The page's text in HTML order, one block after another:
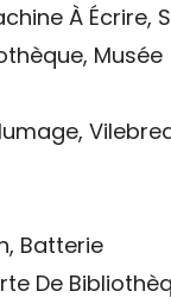
À Écrire,
Musée
Batterie
De